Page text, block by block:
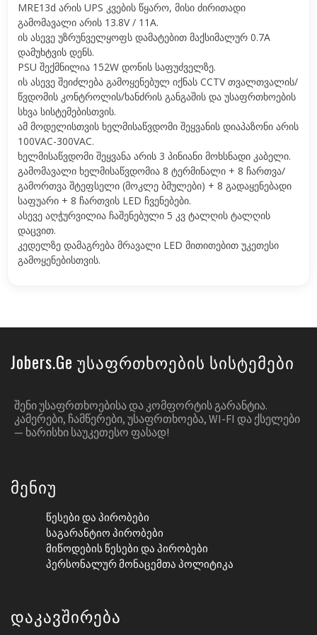
MRE13d არის UPS კვების წყარო, მისი ძირითადი
გამომავალი არის 13.8V / 11A.
ის ასევე უზრუნველყოფს დამატებით მაქსიმალურ 0.7A
დამუხტვის დენს.
PSU შექმნილია 152W დონის საფუძველზე.
ის ასევე შეიძლება გამოყენებულ იქნას CCTV თვალთვალის/
წვდომის კონტროლის/ხანძრის განგაშის და უსაფრთხოების
სხვა სისტემებისთვის.
ამ მოდელისთვის ხელმისაწვდომი შეყვანის დიაპაზონი არის
100VAC-300VAC.
ხელმისაწვდომი შეყვანა არის 3 პინიანი მოხსნადი კაბელი.
გამომავალი ხელმისაწვდომია 8 ტერმინალი + 8 ჩართვა/
გამორთვა შტეფსელი (მოკლე ბმულები) + 8 გადაყენებადი
საფუარი + 8 ჩართვის LED ჩვენებები.
ასევე აღჭურვილია ჩაშენებული 5 კვ ტალღის ტალღის
დაცვით.
კედელზე დამაგრება მრავალი LED მითითებით უკეთესი
გამოყენებისთვის.
Jobers.ge Უსაფრთხოების Სისტემები
ᲨᲔᲜᲘ ᲣᲡᲐᲤᲠᲗᲮᲝᲔᲑᲘᲡᲐ ᲓᲐ ᲙᲝᲛᲤᲝᲠᲢᲘᲡ ᲒᲐᲠᲐᲜᲢᲘᲐ.
ᲙᲐᲛᲔᲠᲔᲑᲘ, ᲩᲐᲛᲬᲔᲠᲔᲑᲘ, ᲣᲡᲐᲤᲠᲗᲮᲝᲔᲑᲐ, WI-FI ᲓᲐ ᲥᲡᲔᲚᲔᲑᲘ
— ᲮᲐᲠᲘᲡᲮᲘ ᲡᲐᲣᲙᲔᲗᲔᲡᲝ ᲤᲐᲡᲐᲓ!
Მენიუ
Წესები Და Პირობები
Საგარანტიო Პირობები
Მიწოდების Წესები Და Პირობები
Პერსონალურ Მონაცემთა Პოლიტიკა
Დაკავშირება